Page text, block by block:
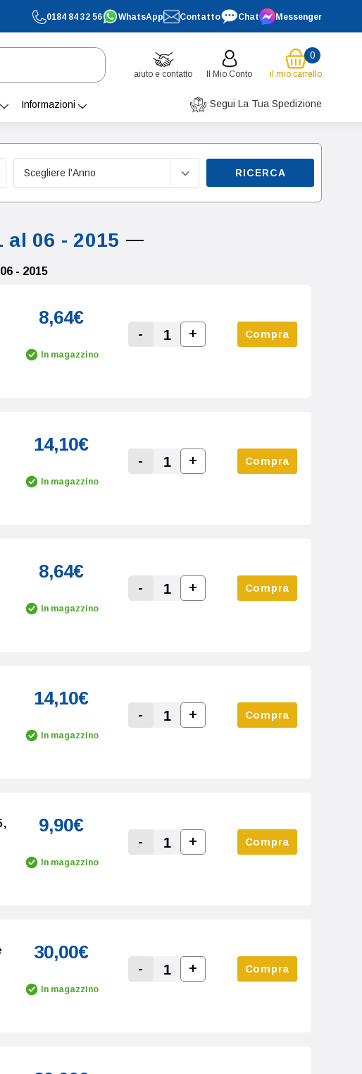
0184 84 32 56 WhatsApp Contatto Chat Messenger
aiuto e contatto Il Mio Conto
0
il mio carrello
Informazioni Segui La Tua Spedizione
RICERCA
al 06 - 2015
- 2015
8,64€
In magazzino Decrease Quantity:
-
Increase Quantity:
+ Compra
14,10€
In magazzino Decrease Quantity:
-
Increase Quantity:
+ Compra
8,64€
In magazzino Decrease Quantity:
-
Increase Quantity:
+ Compra
14,10€
In magazzino Decrease Quantity:
-
Increase Quantity:
+ Compra
9,90€
In magazzino Decrease Quantity:
-
Increase Quantity:
+ Compra
30,00€
In magazzino Decrease Quantity:
-
Increase Quantity:
+ Compra